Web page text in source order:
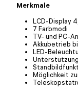
Merkmale
LCD-Display
7 Farbmodi
TV- und PC-
Akkubetrieb
LED-
Möglichkeit